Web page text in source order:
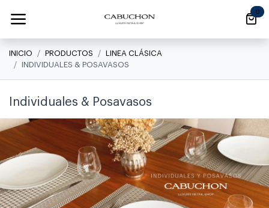
0
INICIO PRODUCTOS
LINEA CLÁSICA
INDIVIDUALES & POSAVASOS
Individuales & Posavasos